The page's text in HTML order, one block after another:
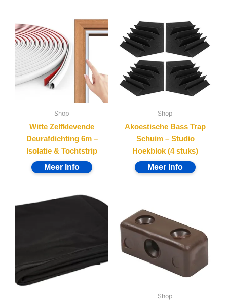
Shop
Witte Zelfklevende
Deurafdichting 6m –
Isolatie & Tochtstrip
Shop
Akoestische Bass Trap
Schuim – Studio
Hoekblok (4 stuks)
Shop